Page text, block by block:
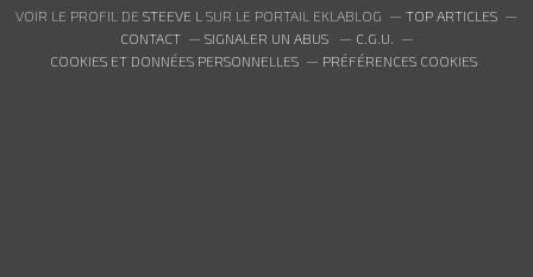
VOIR LE PROFIL DE STEEVE L SUR LE PORTAIL EKLABLOG
TOP ARTICLES
CONTACT
SIGNALER UN ABUS
C.G.U.
COOKIES ET DONNÉES PERSONNELLES
PRÉFÉRENCES COOKIES